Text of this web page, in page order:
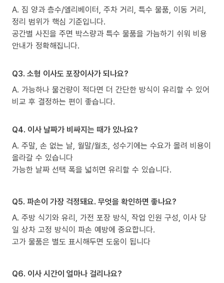
A. 짐 양과 층수/엘리베이터, 주차 거리, 특수 물품, 이동 거리,
정리 범위가 핵심 기준입니다.
공간별 사진을 주면 박스량과 특수 물품을 가늠하기 쉬워 비용
안내가 정확해집니다.
Q3. 소형 이사도 포장이사가 되나요?
A. 가능하나 물건량이 적다면 더 간단한 방식이 유리할 수 있어
비교 후 결정하는 편이 좋습니다.
Q4. 이사 날짜가 비싸지는 때가 있나요?
A. 주말, 손 없는 날, 월말/월초, 성수기에는 수요가 몰려 비용이
올라갈 수 있습니다
가능한 날짜 선택 폭을 넓히면 유리할 수 있습니다.
Q5. 파손이 가장 걱정돼요. 무엇을 확인하면 좋나요?
A. 주방 식기와 유리, 가전 포장 방식, 작업 인원 구성, 이사 당
일 상차 고정 방식이 파손 예방에 중요합니다.
고가 물품은 별도 표시해두면 도움이 됩니다
Q6. 이사 시간이 얼마나 걸리나요?